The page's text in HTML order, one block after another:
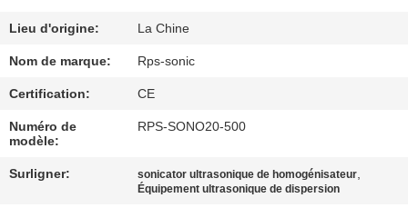
DE
QUALITÉ
CONTACTEZ-
NOUS
Lieu d'origine: La Chine
Nom de marque: Rps-sonic
Certification: CE
Numéro de
modèle:
RPS-SONO20-500
Surligner: sonicator ultrasonique de homogénisateur,
Équipement ultrasonique de dispersion